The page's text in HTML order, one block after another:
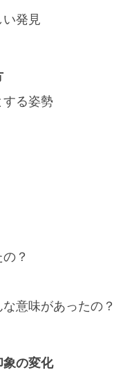
発見
る姿勢
？
意味があったの？
象の変化